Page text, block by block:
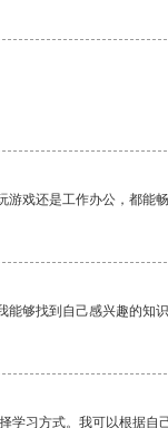
戏还是工作办公，都能
够找到自己感兴趣的知识
习方式。我可以根据自